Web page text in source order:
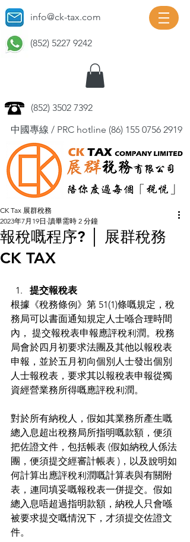
info@ck-tax.com
(852) 5227 9242
(852) 3502 7392
中國專線 / PRC hotline (86) 155 0756 2919
報稅嘅程序? │ 展群稅務
CK TAX
CK Tax 展群稅務
2023年7月19日 讀畢需時 2 分鐘
提交報稅表
根據《稅務條例》第 51(1)條嘅規定，稅
務局可以書面通知規定人士喺合理時間
內， 提交報稅表申報應評稅利潤。稅務
局會於四月初要求法團及其他以報稅表
申報，並於五月初向個別人士發出個別
人士報稅表，要求其以報稅表申報從獨
資經營業務所得嘅應評稅利潤。
對於所有納稅人，假如其業務所產生嘅
總入息超出稅務局所指明嘅款額，便須
把佐證文件，包括帳表 (假如納稅人係法
團，便須提交經審計帳表 )，以及說明如
何計算出應評稅利潤嘅計算表與有關附
表，連同填妥嘅報稅表一併提交。假如
總入息唔超過指明款額，納稅人只會喺
被要求提交嘅情況下，才須提交佐證文
件。